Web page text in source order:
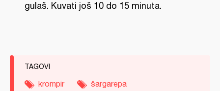
gulaš. Kuvati još 10 do 15 minuta.
TAGOVI
krompir
šargarepa